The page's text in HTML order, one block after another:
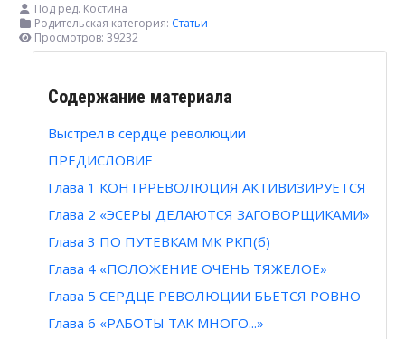
Под ред. Костина
Родительская категория: Статьи
Просмотров: 39232
Содержание материала
Выстрел в сердце революции
ПРЕДИСЛОВИЕ
Глава 1 КОНТРРЕВОЛЮЦИЯ АКТИВИЗИРУЕТСЯ
Глава 2 «ЭСЕРЫ ДЕЛАЮТСЯ ЗАГОВОРЩИКАМИ»
Глава 3 ПО ПУТЕВКАМ МК РКП(б)
Глава 4 «ПОЛОЖЕНИЕ ОЧЕНЬ ТЯЖЕЛОЕ»
Глава 5 СЕРДЦЕ РЕВОЛЮЦИИ БЬЕТСЯ РОВНО
Глава 6 «РАБОТЫ ТАК МНОГО...»